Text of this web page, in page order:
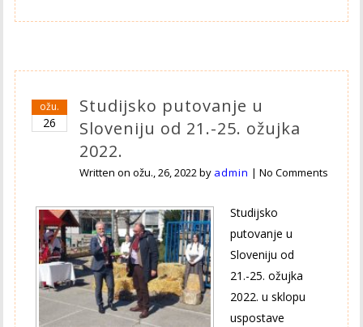
ožu.
26
Studijsko putovanje u
Sloveniju od 21.-25. ožujka
2022.
Written onožu., 26, 2022by admin |No Comments
Studijsko
putovanje u
Sloveniju od
21.-25. ožujka
2022. u sklopu
uspostave